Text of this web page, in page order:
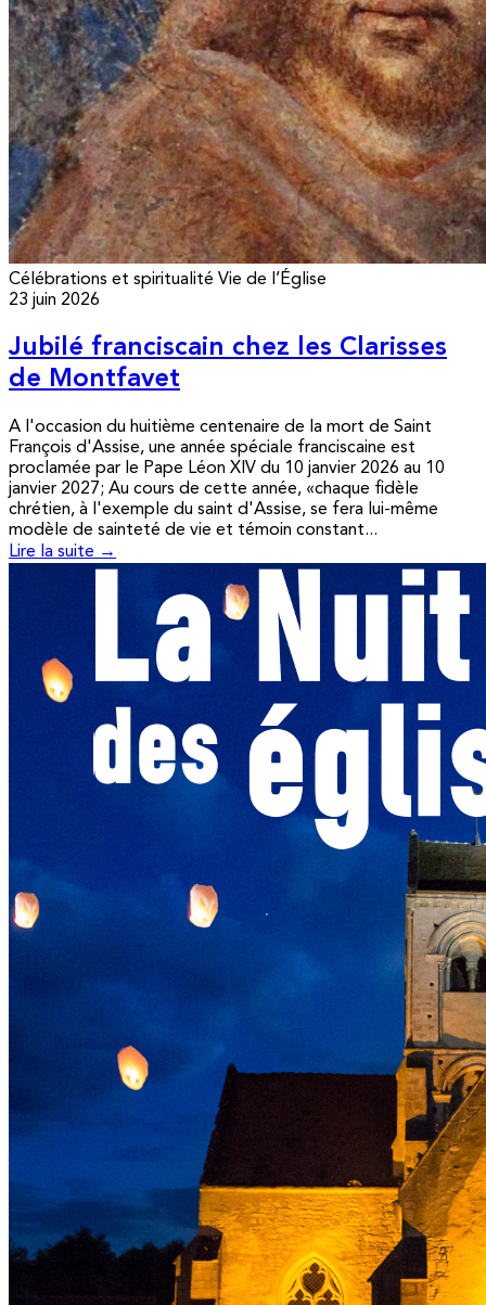
Célébrations et spiritualité Vie de l’Église
23 juin 2026
Jubilé franciscain chez les Clarisses
de Montfavet
A l'occasion du huitième centenaire de la mort de Saint
François d'Assise, une année spéciale franciscaine est
proclamée par le Pape Léon XIV du 10 janvier 2026 au 10
janvier 2027; Au cours de cette année, «chaque fidèle
chrétien, à l'exemple du saint d'Assise, se fera lui-même
modèle de sainteté de vie et témoin constant...
Lire la suite →